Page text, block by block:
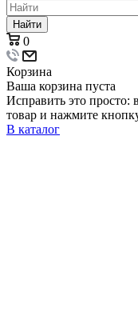
Найти
0
Корзина
Ваша корзина пуста
Исправить это просто:
товар и нажмите
В каталог